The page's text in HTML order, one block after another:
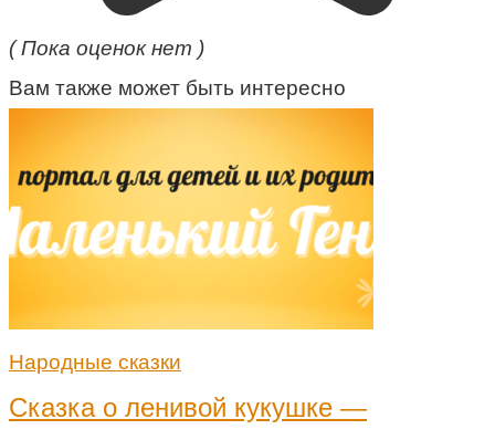
( Пока оценок нет )
Вам также может быть интересно
Народные сказки
Сказка о ленивой кукушке —